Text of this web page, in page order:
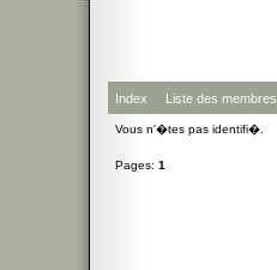
Index Liste des membres
Vous n'�tes pas identifi�.
Pages: 1